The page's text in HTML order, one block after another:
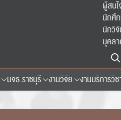
ผู้สน
นักศึ
นักวิ
บุคล
มจธ.ราชบุรี งานวิจัย งานบริการวิ